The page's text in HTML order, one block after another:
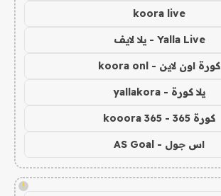
koora live
Yalla Live - يلا لايف
كورة اون لاين - koora onl
يلا كورة - yallakora
كورة 365 - kooora 365
اس جول - AS Goal
!